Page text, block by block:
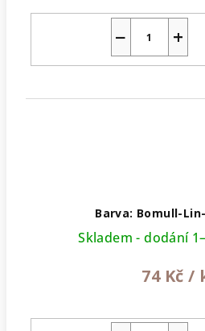
+
−
Barva: Bomull-
Skladem - dodání
74 Kč /